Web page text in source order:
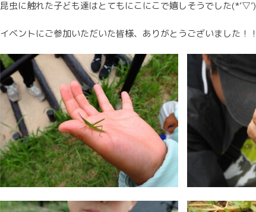
昆虫に触れた子ども達はとてもにこにこで嬉しそうでした(*’▽’)
イベントにご参加いただいた皆様、ありがとうございました！！